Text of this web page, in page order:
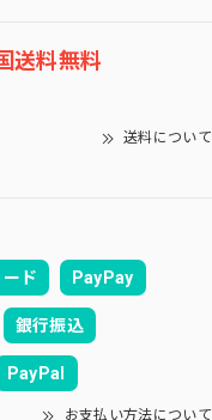
送料無料
送料について
ド PayPay
銀行振込
PayPal
お支払い方法について